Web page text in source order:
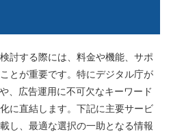
討する際には、料金や機能、サポ
とが重要です。特にデジタル庁が
、広告運用に不可欠なキーワード
に直結します。下記に主要サービ
し、最適な選択の一助となる情報